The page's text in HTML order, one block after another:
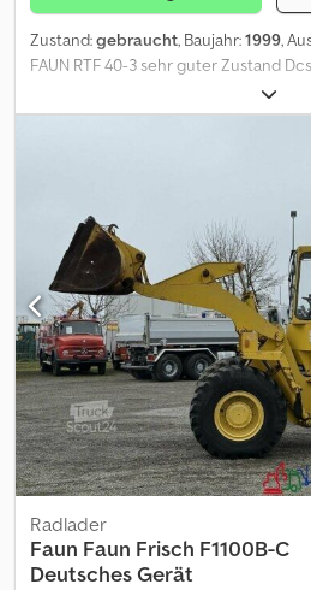
Zustand:gebraucht, Baujahr:1999,
FAUN RTF 40-3 sehr guter Zustand
2021 neu Lackiert und ist bei uns im
unter Umständen denkbar / LFBK /
Radlader
Faun Faun Frisch F1100B-C
Deutsches Gerät